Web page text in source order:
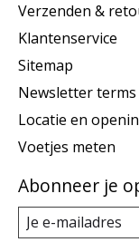
Verzenden &
Klantenservice
Sitemap
Newsletter
Locatie en
Voetjes meten
Abonneer je